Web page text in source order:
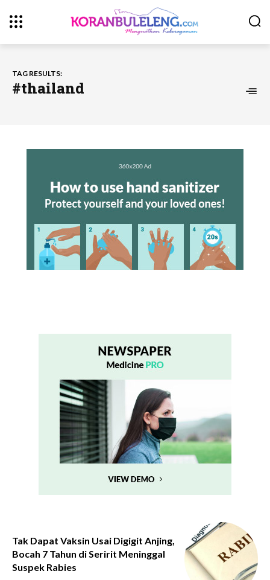
TAG RESULTS:
#thailand
Tak Dapat Vaksin Usai Digigit Anjing,
Bocah 7 Tahun di Seririt Meninggal
Suspek Rabies